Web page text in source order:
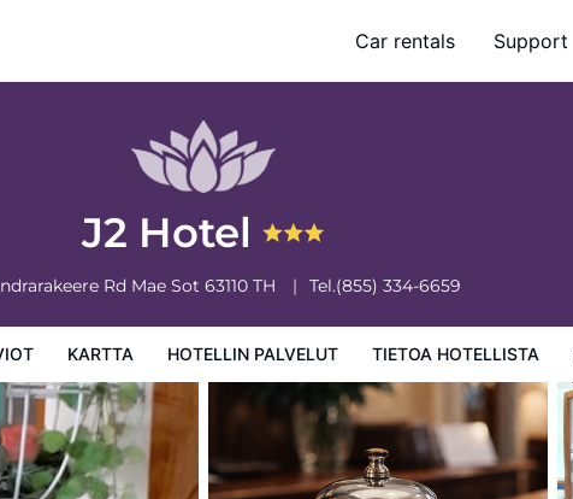
Car rentals Support
J2 Hotel
Rd Mae Sot 63110 TH Tel.(855) 334-6659
KARTTA HOTELLIN PALVELUT TIETOA HOTELLISTA